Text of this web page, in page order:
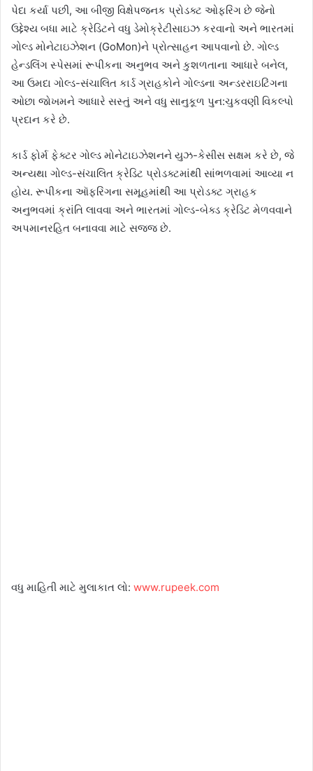
પેદા કર્યા પછી, આ બીજી વિક્ષેપજનક પ્રોડક્ટ ઓફરિંગ છે જેનો
ઉદ્દેશ્ય બધા માટે ક્રેડિટને વધુ ડેમોક્રેટીસાઇઝ કરવાનો અને ભારતમાં
ગોલ્ડ મોનેટાઇઝેશન (GoMon)ને પ્રોત્સાહન આપવાનો છે. ગોલ્ડ
હેન્ડલિંગ સ્પેસમાં રૂપીકના અનુભવ અને કુશળતાના આધારે બનેલ,
આ ઉમદા ગોલ્ડ-સંચાલિત કાર્ડ ગ્રાહકોને ગોલ્ડના અન્ડરરાઇટિંગના
ઓછા જોખમને આધારે સસ્તું અને વધુ સાનુકૂળ પુન:ચુકવણી વિકલ્પો
પ્રદાન કરે છે.
કાર્ડ ફોર્મ ફેક્ટર ગોલ્ડ મોનેટાઇઝેશનને યુઝ-કેસીસ સક્ષમ કરે છે, જે
અન્યથા ગોલ્ડ-સંચાલિત ક્રેડિટ પ્રોડક્ટમાંથી સાંભળવામાં આવ્યા ન
હોય. રૂપીકના ઑફરિંગના સમૂહમાંથી આ પ્રોડક્ટ ગ્રાહક
અનુભવમાં ક્રાંતિ લાવવા અને ભારતમાં ગોલ્ડ-બેક્ડ ક્રેડિટ મેળવવાને
અપમાનરહિત બનાવવા માટે સજ્જ છે.
વધુ માહિતી માટે મુલાકાત લો: www.rupeek.com